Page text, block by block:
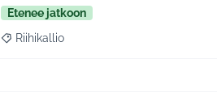
Etenee jatkoon
Rajaa tulokset teeman mukaan: Riihikallio
Riihikallio